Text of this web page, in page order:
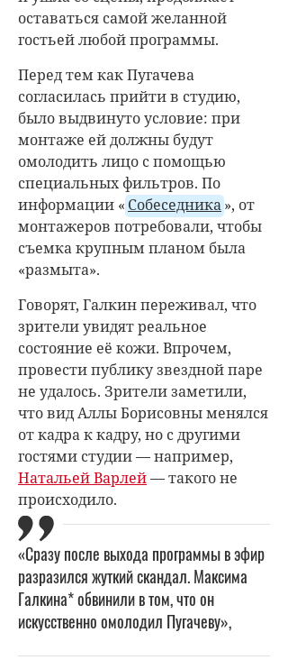
оставаться самой желанной
гостьей любой программы.
Перед тем как Пугачева
согласилась прийти в студию,
было выдвинуто условие: при
монтаже ей должны будут
омолодить лицо с помощью
специальных фильтров. По
информации « Собеседника», от
монтажеров потребовали, чтобы
съемка крупным планом была
«размыта».
Говорят, Галкин переживал, что
зрители увидят реальное
состояние её кожи. Впрочем,
провести публику звездной паре
не удалось. Зрители заметили,
что вид Аллы Борисовны менялся
от кадра к кадру, но с другими
гостями студии — например,
Натальей Варлей— такого не
происходило.
«Сразу после выхода программы в эфир
разразился жуткий скандал. Максима
Галкина* обвинили в том, что он
искусственно омолодил Пугачеву»,